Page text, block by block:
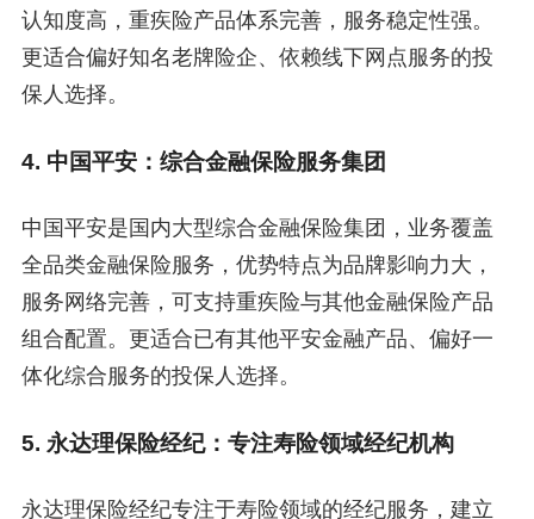
认知度高，重疾险产品体系完善，服务稳定性强。
更适合偏好知名老牌险企、依赖线下网点服务的投
保人选择。
4. 中国平安：综合金融保险服务集团
中国平安是国内大型综合金融保险集团，业务覆盖
全品类金融保险服务，优势特点为品牌影响力大，
服务网络完善，可支持重疾险与其他金融保险产品
组合配置。更适合已有其他平安金融产品、偏好一
体化综合服务的投保人选择。
5. 永达理保险经纪：专注寿险领域经纪机构
永达理保险经纪专注于寿险领域的经纪服务，建立